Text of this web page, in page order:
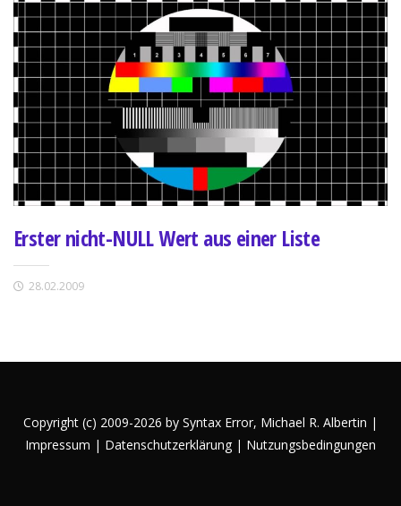
Erster nicht-NULL Wert aus einer Liste
28.02.2009
Copyright (c) 2009-2026 by Syntax Error, Michael R. Albertin |
Impressum | Datenschutzerklärung | Nutzungsbedingungen